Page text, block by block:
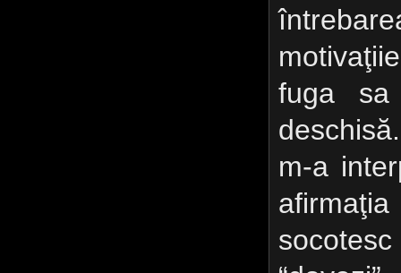
fuga sa
m-a